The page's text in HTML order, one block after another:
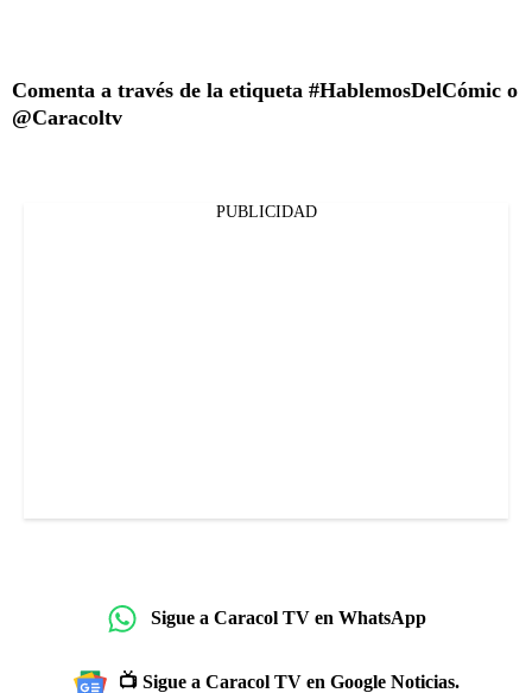
Comenta a través de la etiqueta #HablemosDelCómic o
@Caracoltv
PUBLICIDAD
Sigue a Caracol TV en WhatsApp
📺 Sigue a Caracol TV en Google Noticias.